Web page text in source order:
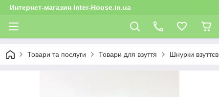
Интернет-магазин Inter-House.in.ua
Товари та послуги Товари для взуття Шнурки